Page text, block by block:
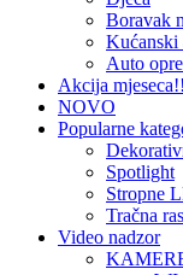
Boravak
Kućanski
Auto
Akcija
NOVO
Popularne
Spotlight
Stropne
Tračna
Video nadzor